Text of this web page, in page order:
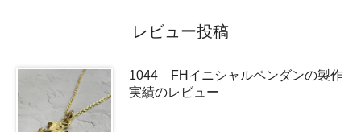
レビュー投稿
1044 FHイニシャルペンダンの製作
実績のレビュー